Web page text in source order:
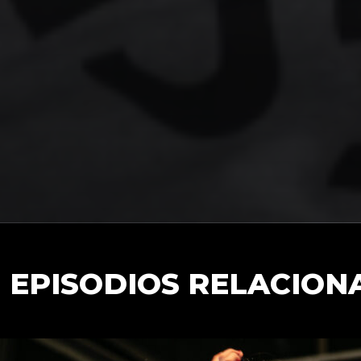
EPISODIOS